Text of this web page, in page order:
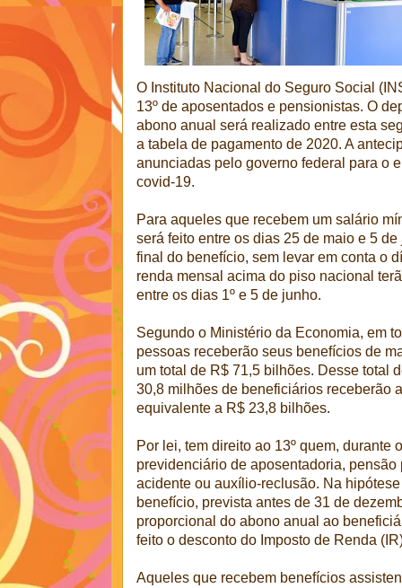
O Instituto Nacional do Seguro Social
13º de aposentados e pensionistas. O
abono anual será realizado entre esta
a tabela de pagamento de 2020. A
anunciadas pelo governo federal para o
covid-19.
Para aqueles que recebem um salário
será feito entre os dias 25 de maio e 5
final do benefício, sem levar em conta o
renda mensal acima do piso nacional
entre os dias 1º e 5 de junho.
Segundo o Ministério da Economia, em
pessoas receberão seus benefícios de
um total de R$ 71,5 bilhões. Desse total
30,8 milhões de beneficiários receberão
equivalente a R$ 23,8 bilhões.
Por lei, tem direito ao 13º quem, durante
previdenciário de aposentadoria,
acidente ou auxílio-reclusão. Na
benefício, prevista antes de 31 de
proporcional do abono anual ao
feito o desconto do Imposto de Renda
Aqueles que recebem benefícios